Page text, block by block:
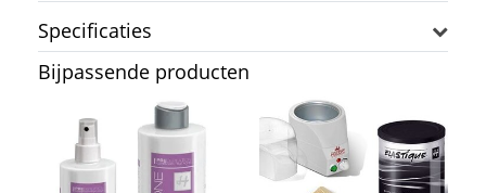
Specificaties
Bijpassende producten